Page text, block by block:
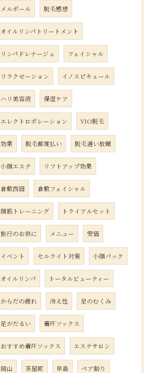
メルポール 脱毛感想
オイルリンパトリートメント
リンパドレナージュ フェイシャル
リラクゼーション イノスピキュール
ハリ美容液 保湿ケア
エレクトロポレーション VIO脱毛
効果 脱毛都度払い 脱毛通い放題
小顔エステ リフトアップ効果
倉敷西田 倉敷フェイシャル
顔筋トレーニング トライアルセット
旅行のお供に メニュー 安価
イベント セルライト対策 小顔パック
オイルリンパ トータルビューティー
からだの疲れ 冷え性 足のむくみ
足がだるい 着圧ソックス
おすすめ着圧ソックス エステサロン
岡山 茶屋町 早島 ペア割り